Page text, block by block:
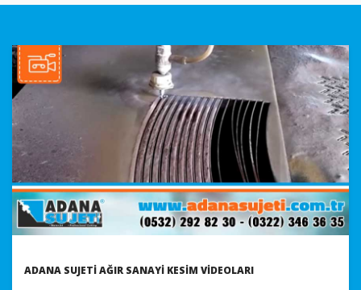
ADANA SUJETI AĞIR SANAYI KESIM VIDEOLARI